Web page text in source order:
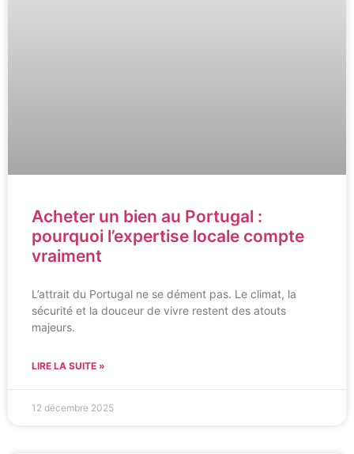
Acheter un bien au Portugal :
pourquoi l’expertise locale compte
vraiment
L’attrait du Portugal ne se dément pas. Le climat, la
sécurité et la douceur de vivre restent des atouts
majeurs.
LIRE LA SUITE »
12 décembre 2025